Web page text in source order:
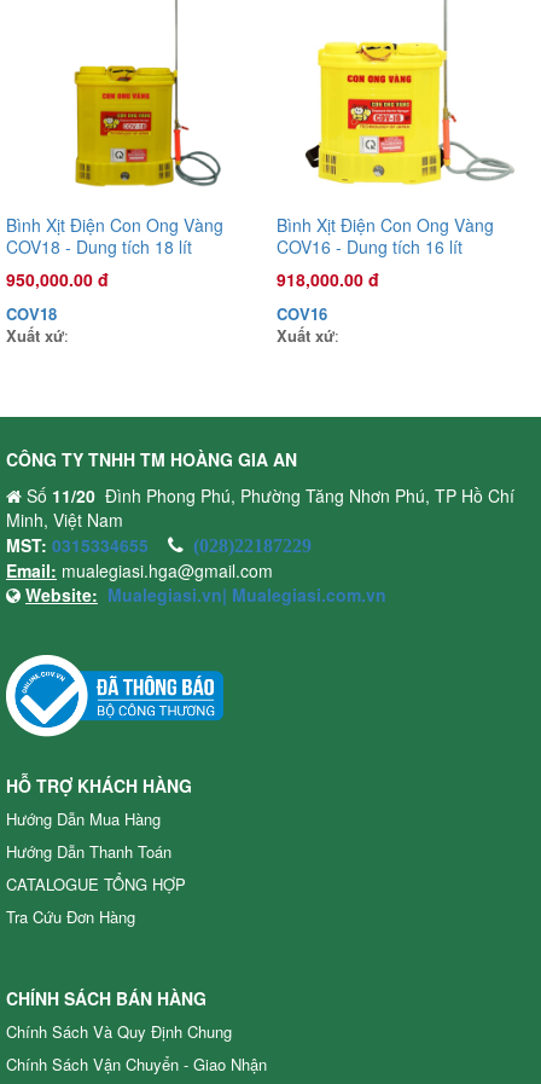
Đầu phun áp lực chất lỏng Oshima OS35T 1.0HP Xanh đậm
(hoạt động bằng sức kéo động cơ)
2,720,000.00 đ
OS35T
Xuất xứ:
Bình Xịt Điện Con Ong Vàng
COV18 - Dung tích 18 lít
950,000.00 đ
COV18
Xuất xứ:
Bình Xịt Điện Con Ong Vàng
COV16 - Dung tích 16 lít
918,000.00 đ
COV16
Xuất xứ:
CÔNG TY TNHH TM HOÀNG GIA AN
Số 11/20 Đình Phong Phú, Phường Tăng Nhơn Phú, TP Hồ Chí
Minh, Việt Nam
MST: 0315334655 (028)22187229
Email: mualegiasi.hga@gmail.com
Website: Mualegiasi.vn| Mualegiasi.com.vn
HỖ TRỢ KHÁCH HÀNG
Hướng Dẫn Mua Hàng
Hướng Dẫn Thanh Toán
CATALOGUE TỔNG HỢP
Tra Cứu Đơn Hàng
CHÍNH SÁCH BÁN HÀNG
Chính Sách Và Quy Định Chung
Chính Sách Vận Chuyển - Giao Nhận